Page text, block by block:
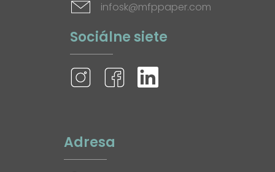
infosk@mfppaper.com
Sociálne siete
Adresa